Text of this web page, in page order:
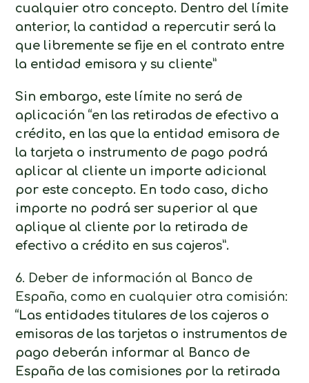
cualquier otro concepto. Dentro del límite
anterior, la cantidad a repercutir será la
que libremente se fije en el contrato entre
la entidad emisora y su cliente”
Sin embargo, este límite no será de
aplicación “en las retiradas de efectivo a
crédito, en las que la entidad emisora de
la tarjeta o instrumento de pago podrá
aplicar al cliente un importe adicional
por este concepto. En todo caso, dicho
importe no podrá ser superior al que
aplique al cliente por la retirada de
efectivo a crédito en sus cajeros”.
6. Deber de información al Banco de
España, como en cualquier otra comisión:
“Las entidades titulares de los cajeros o
emisoras de las tarjetas o instrumentos de
pago deberán informar al Banco de
España de las comisiones por la retirada